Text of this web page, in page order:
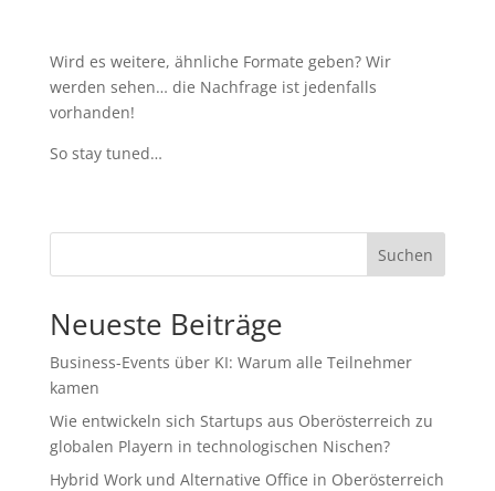
Wird es weitere, ähnliche Formate geben? Wir
werden sehen… die Nachfrage ist jedenfalls
vorhanden!
So stay tuned…
Suchen
Neueste Beiträge
Business-Events über KI: Warum alle Teilnehmer
kamen
Wie entwickeln sich Startups aus Oberösterreich zu
globalen Playern in technologischen Nischen?
Hybrid Work und Alternative Office in Oberösterreich